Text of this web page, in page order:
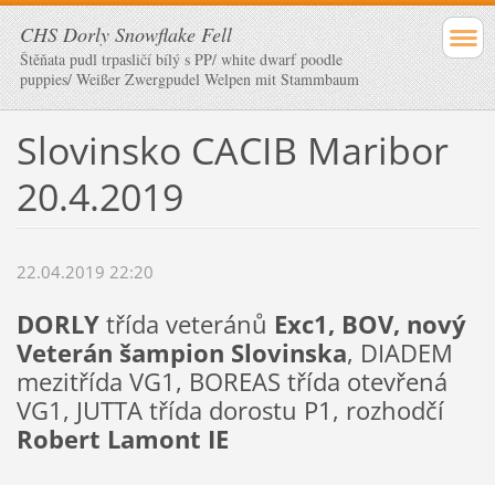
CHS Dorly Snowflake Fell
Štěňata pudl trpasličí bílý s PP/ white dwarf poodle
puppies/ Weißer Zwergpudel Welpen mit Stammbaum
Slovinsko CACIB Maribor
20.4.2019
22.04.2019 22:20
DORLYtřída veteránů Exc1, BOV, nový
Veterán šampion Slovinska, DIADEM
mezitřída VG1, BOREAS třída otevřená
VG1, JUTTA třída dorostu P1, rozhodčí
Robert Lamont IE